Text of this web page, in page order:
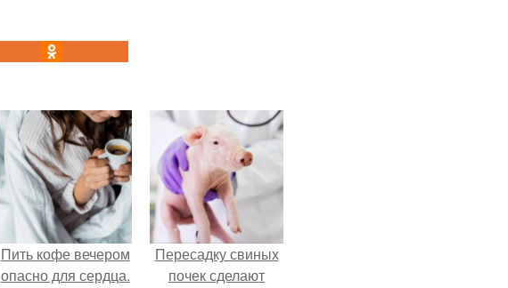
Пить кофе вечером
опасно для сердца.
Пересадку свиных
почек сделают